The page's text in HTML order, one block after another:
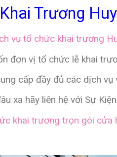
Trương
vụ tổ chức khai trương
đơn vị tổ chức lễ khai
cấp đầy đủ các dịch
xa hãy liên hệ với Sự
khai trương trọn gói cửa